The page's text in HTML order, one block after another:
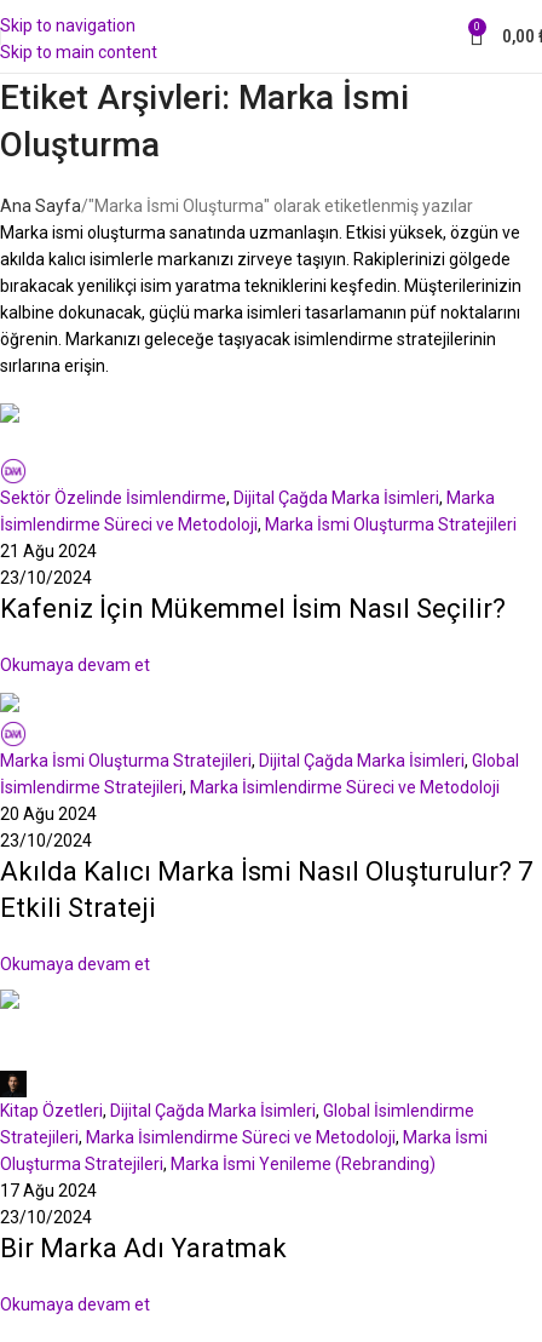
Skip to navigation
Skip to main content
0 0,00
Etiket Arşivleri: Marka İsmi
Oluşturma
Ana Sayfa "Marka İsmi Oluşturma" olarak etiketlenmiş yazılar
Marka ismi oluşturma sanatında uzmanlaşın. Etkisi yüksek, özgün ve
akılda kalıcı isimlerle markanızı zirveye taşıyın. Rakiplerinizi gölgede
bırakacak yenilikçi isim yaratma tekniklerini keşfedin. Müşterilerinizin
kalbine dokunacak, güçlü marka isimleri tasarlamanın püf noktalarını
öğrenin. Markanızı geleceğe taşıyacak isimlendirme stratejilerinin
sırlarına erişin.
Sektör Özelinde İsimlendirme, Dijital Çağda Marka İsimleri, Marka
İsimlendirme Süreci ve Metodoloji, Marka İsmi Oluşturma Stratejileri
21 Ağu 2024
23/10/2024
Kafeniz İçin Mükemmel İsim Nasıl Seçilir?
Okumaya devam et
Marka İsmi Oluşturma Stratejileri, Dijital Çağda Marka İsimleri, Global
İsimlendirme Stratejileri, Marka İsimlendirme Süreci ve Metodoloji
20 Ağu 2024
23/10/2024
Akılda Kalıcı Marka İsmi Nasıl Oluşturulur? 7
Etkili Strateji
Okumaya devam et
Kitap Özetleri, Dijital Çağda Marka İsimleri, Global İsimlendirme
Stratejileri, Marka İsimlendirme Süreci ve Metodoloji, Marka İsmi
Oluşturma Stratejileri, Marka İsmi Yenileme (Rebranding)
17 Ağu 2024
23/10/2024
Bir Marka Adı Yaratmak
Okumaya devam et